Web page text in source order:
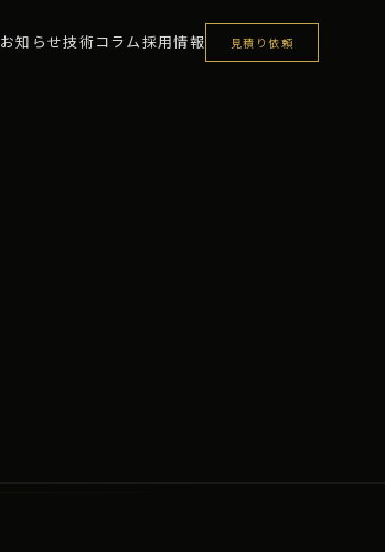
お知らせ技術コラム採用情報 見積り依頼